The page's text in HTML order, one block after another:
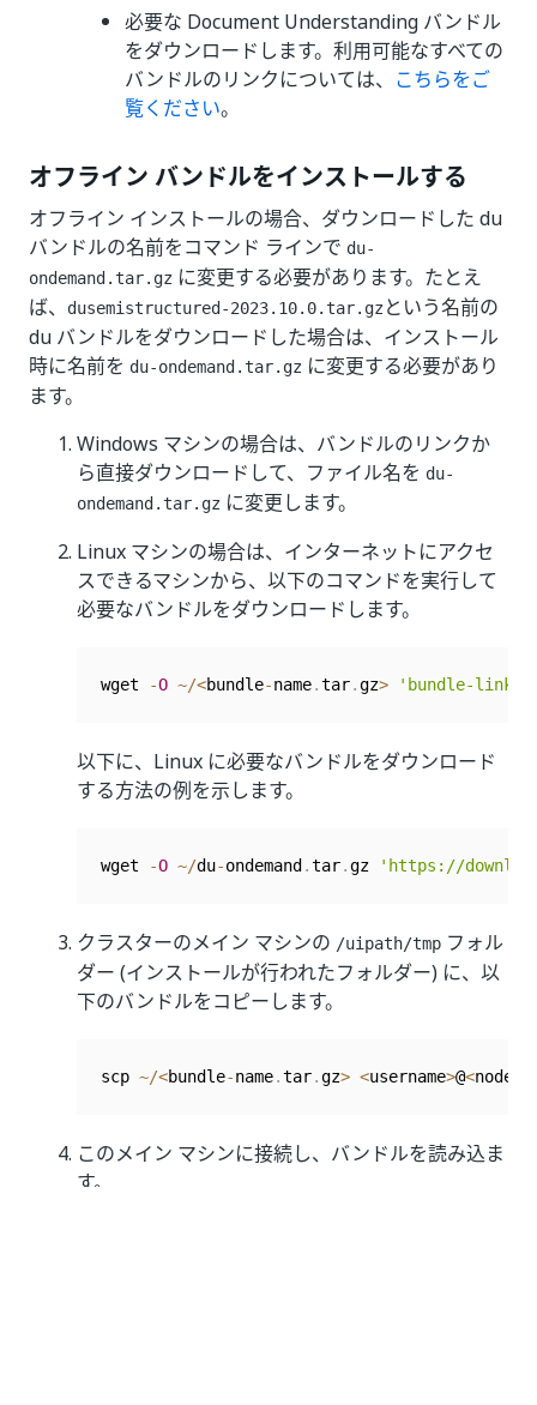
必要な Document Understanding バンドル
をダウンロードします。利用可能なすべての
バンドルのリンクについては、 こちらをご
覧ください。
オフライン バンドルをインストールする
オフライン インストールの場合、ダウンロードした du
バンドルの名前をコマンド ラインで du-
ondemand.tar.gz に変更する必要があります。たとえ
ば、
dusemistructured-2023.10.0.tar.gzという名前の
du バンドルをダウンロードした場合は、インストール
時に名前を du-ondemand.tar.gz に変更する必要があり
ます。
Windows マシンの場合は、バンドルのリンクか
ら直接ダウンロードして、ファイル名を du-
ondemand.tar.gz に変更します。
Linux マシンの場合は、インターネットにアクセ
スできるマシンから、以下のコマンドを実行して
必要なバンドルをダウンロードします。
wget -O ~/<bundle-name.tar.gz> 'bundle-link'
以下に、Linux に必要なバンドルをダウンロード
する方法の例を示します。
wget -O ~/du-ondemand .tar.gz 'https://
クラスターのメイン マシンの /uipath/tmp フォル
ダー (インストールが行われたフォルダー) に、以
下のバンドルをコピーします。
scp ~/<bundle-name.tar.gz> <username>@<node
このメイン マシンに接続し、バンドルを読み込ま
す。